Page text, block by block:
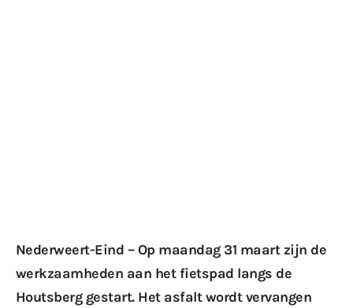
Nederweert-Eind – Op maandag 31 maart zijn de
werkzaamheden aan het fietspad langs de
Houtsberg gestart. Het asfalt wordt vervangen